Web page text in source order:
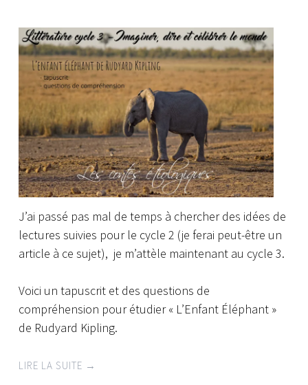
J’ai passé pas mal de temps à chercher des idées de
lectures suivies pour le cycle 2 (je ferai peut-être un
article à ce sujet), je m’attèle maintenant au cycle 3.
Voici un tapuscrit et des questions de
compréhension pour étudier « L’Enfant Éléphant »
de Rudyard Kipling.
LIRE LA SUITE →